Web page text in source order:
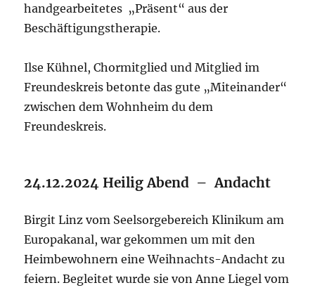
handgearbeitetes „Präsent“ aus der
Beschäftigungstherapie.
Ilse Kühnel, Chormitglied und Mitglied im
Freundeskreis betonte das gute „Miteinander“
zwischen dem Wohnheim du dem
Freundeskreis.
24.12.2024 Heilig Abend – Andacht
Birgit Linz vom Seelsorgebereich Klinikum am
Europakanal, war gekommen um mit den
Heimbewohnern eine Weihnachts-Andacht zu
feiern. Begleitet wurde sie von Anne Liegel vom